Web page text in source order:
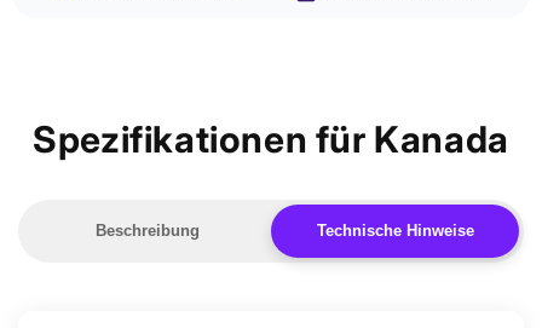
Spezifikationen für Kanada
Beschreibung Technische Hinweise